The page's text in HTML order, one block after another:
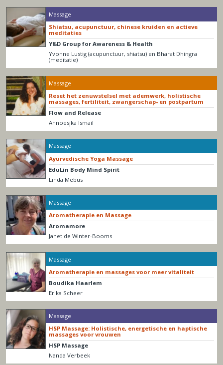
Massage
Shiatsu, acupunctuur, chinese kruiden en actieve
meditaties
Y&D Group for Awareness & Health
Yvonne Lustig (acupunctuur, shiatsu) en Bharat Dhingra
(meditatie)
Massage
Reset het zenuwstelsel met ademwerk, holistische
massages, fertiliteit, zwangerschap- en postpartum
Flow and Release
Annoesjka Ismail
Massage
Ayurvedische Yoga Massage
EduLin Body Mind Spirit
Linda Mebus
Massage
Aromatherapie en Massage
Aromamore
Janet de Winter-Booms
Massage
Aromatherapie en massages voor meer vitaliteit
Boudika Haarlem
Erika Scheer
Massage
HSP Massage: Holistische, energetische en haptische
massages voor vrouwen
HSP Massage
Nanda Verbeek